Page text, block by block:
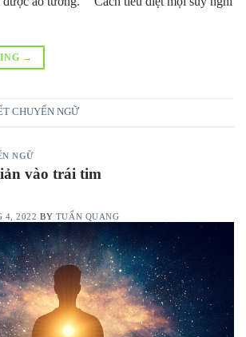
→
CHUYỂN NGỮ
NGỮ
vào trái tim
4, 2022 BY TUẤN QUANG